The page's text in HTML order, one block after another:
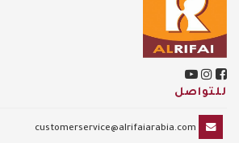
للتواصل
customerservice@alrifaiarabia.com